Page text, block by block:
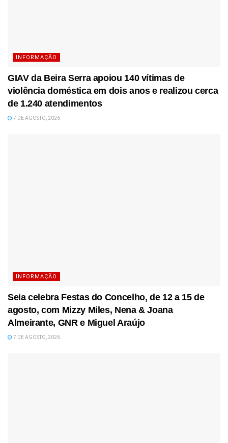
INFORMAÇÃO
GIAV da Beira Serra apoiou 140 vítimas de
violência doméstica em dois anos e realizou cerca
de 1.240 atendimentos
7 DE AGOSTO, 2026
INFORMAÇÃO
Seia celebra Festas do Concelho, de 12 a 15 de
agosto, com Mizzy Miles, Nena & Joana
Almeirante, GNR e Miguel Araújo
7 DE AGOSTO, 2026